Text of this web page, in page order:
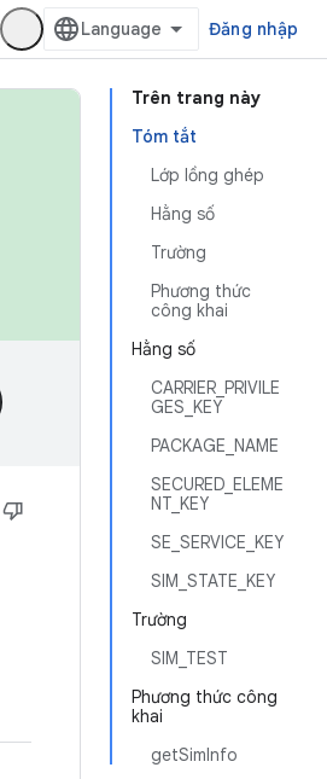
Đăng nhập
Trên trang này
Tóm tắt
Lớp lồng ghép
Hằng số
Trường
Phương thức
công khai
Hằng số
CARRIER_PRIVILE
GES_KEY
PACKAGE_NAME
SECURED_ELEME
NT_KEY
SE_SERVICE_KEY
SIM_STATE_KEY
Trường
SIM_TEST
Phương thức công
khai
getSimInfo